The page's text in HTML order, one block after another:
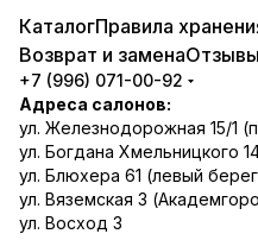
КаталогПравила
Возврат и заменаОтзывы
+7 (996) 071-00-92
Адреса салонов:
ул. Железнодорожная 15/1
ул. Богдана Хмельницкого
ул. Блюхера 61 (левый
ул. Вяземская 3
ул. Восход 3